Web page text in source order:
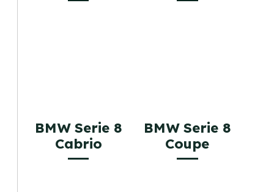
BMW Serie 8
Cabrio
BMW Serie 8
Coupe